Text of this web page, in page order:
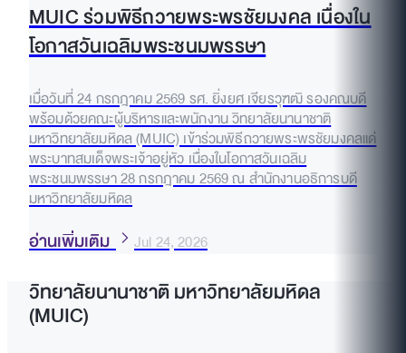
MUIC ร่วมพิธีถวายพระพรชัยมงคล เนื่องใน
โอกาสวันเฉลิมพระชนมพรรษา
เมื่อวันที่ 24 กรกฎาคม 2569 รศ. ยิ่งยศ เจียรวุฑฒิ รองคณบดี
พร้อมด้วยคณะผู้บริหารและพนักงาน วิทยาลัยนานาชาติ
มหาวิทยาลัยมหิดล (MUIC) เข้าร่วมพิธีถวายพระพรชัยมงคลแด่
พระบาทสมเด็จพระเจ้าอยู่หัว เนื่องในโอกาสวันเฉลิม
พระชนมพรรษา 28 กรกฎาคม 2569 ณ สำนักงานอธิการบดี
มหาวิทยาลัยมหิดล
อ่านเพิ่มเติม Jul 24, 2026
วิทยาลัยนานาชาติ มหาวิทยาลัยมหิดล
(MUIC)